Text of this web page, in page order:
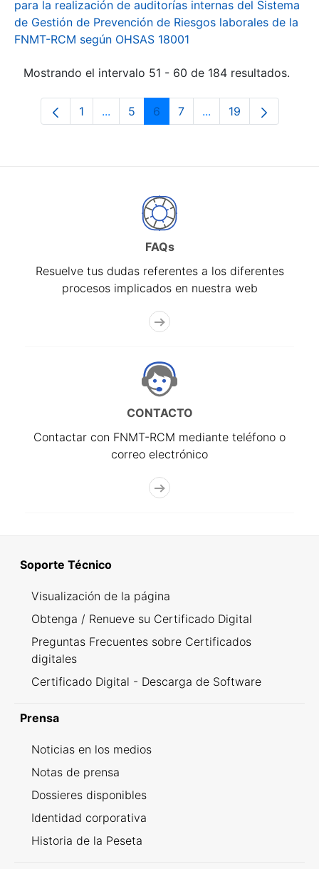
para la realización de auditorías internas del Sistema
de Gestión de Prevención de Riesgos laborales de la
FNMT-RCM según OHSAS 18001
Mostrando el intervalo 51 - 60 de 184 resultados.
Página
1 ...Páginas intermedias Use TAB para
Página
5 Página
6 Página
7 ...Páginas intermedias
Página
19
FAQs
Resuelve tus dudas referentes a los diferentes
procesos implicados en nuestra web
CONTACTO
Contactar con FNMT-RCM mediante teléfono o
correo electrónico
Soporte Técnico
Visualización de la página
Obtenga / Renueve su Certificado Digital
Preguntas Frecuentes sobre Certificados
digitales
Certificado Digital - Descarga de Software
Prensa
Noticias en los medios
Notas de prensa
Dossieres disponibles
Identidad corporativa
Historia de la Peseta